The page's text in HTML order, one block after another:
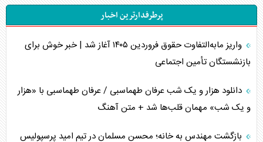
اربعین، کابوس مشترک تل‌آویو-واشنگتن
برنامه هفتم توسعه در نقطه کور سیاستگذاری
اوکراین بازوی مخرب آمریکا در غرب آسیا
اهمیت راهبردی اردن برای آمریکا
پرطرفدارترین اخبار
واریز مابه‌التفاوت حقوق فروردین ۱۴۰۵ آغاز شد | خبر خوش برای
بازنشستگان تأمین اجتماعی
دانلود هزار و یک شب عرفان طهماسبی / عرفان طهماسبی با «هزار
و یک شب» مهمان قلب‌ها شد + متن آهنگ
بازگشت مهندس به خانه؛ محسن مسلمان در تیم امید پرسپولیس